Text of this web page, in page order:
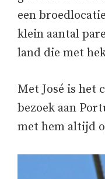
een
klein aantal
land die met
Met José is het
bezoek aan
met hem altijd